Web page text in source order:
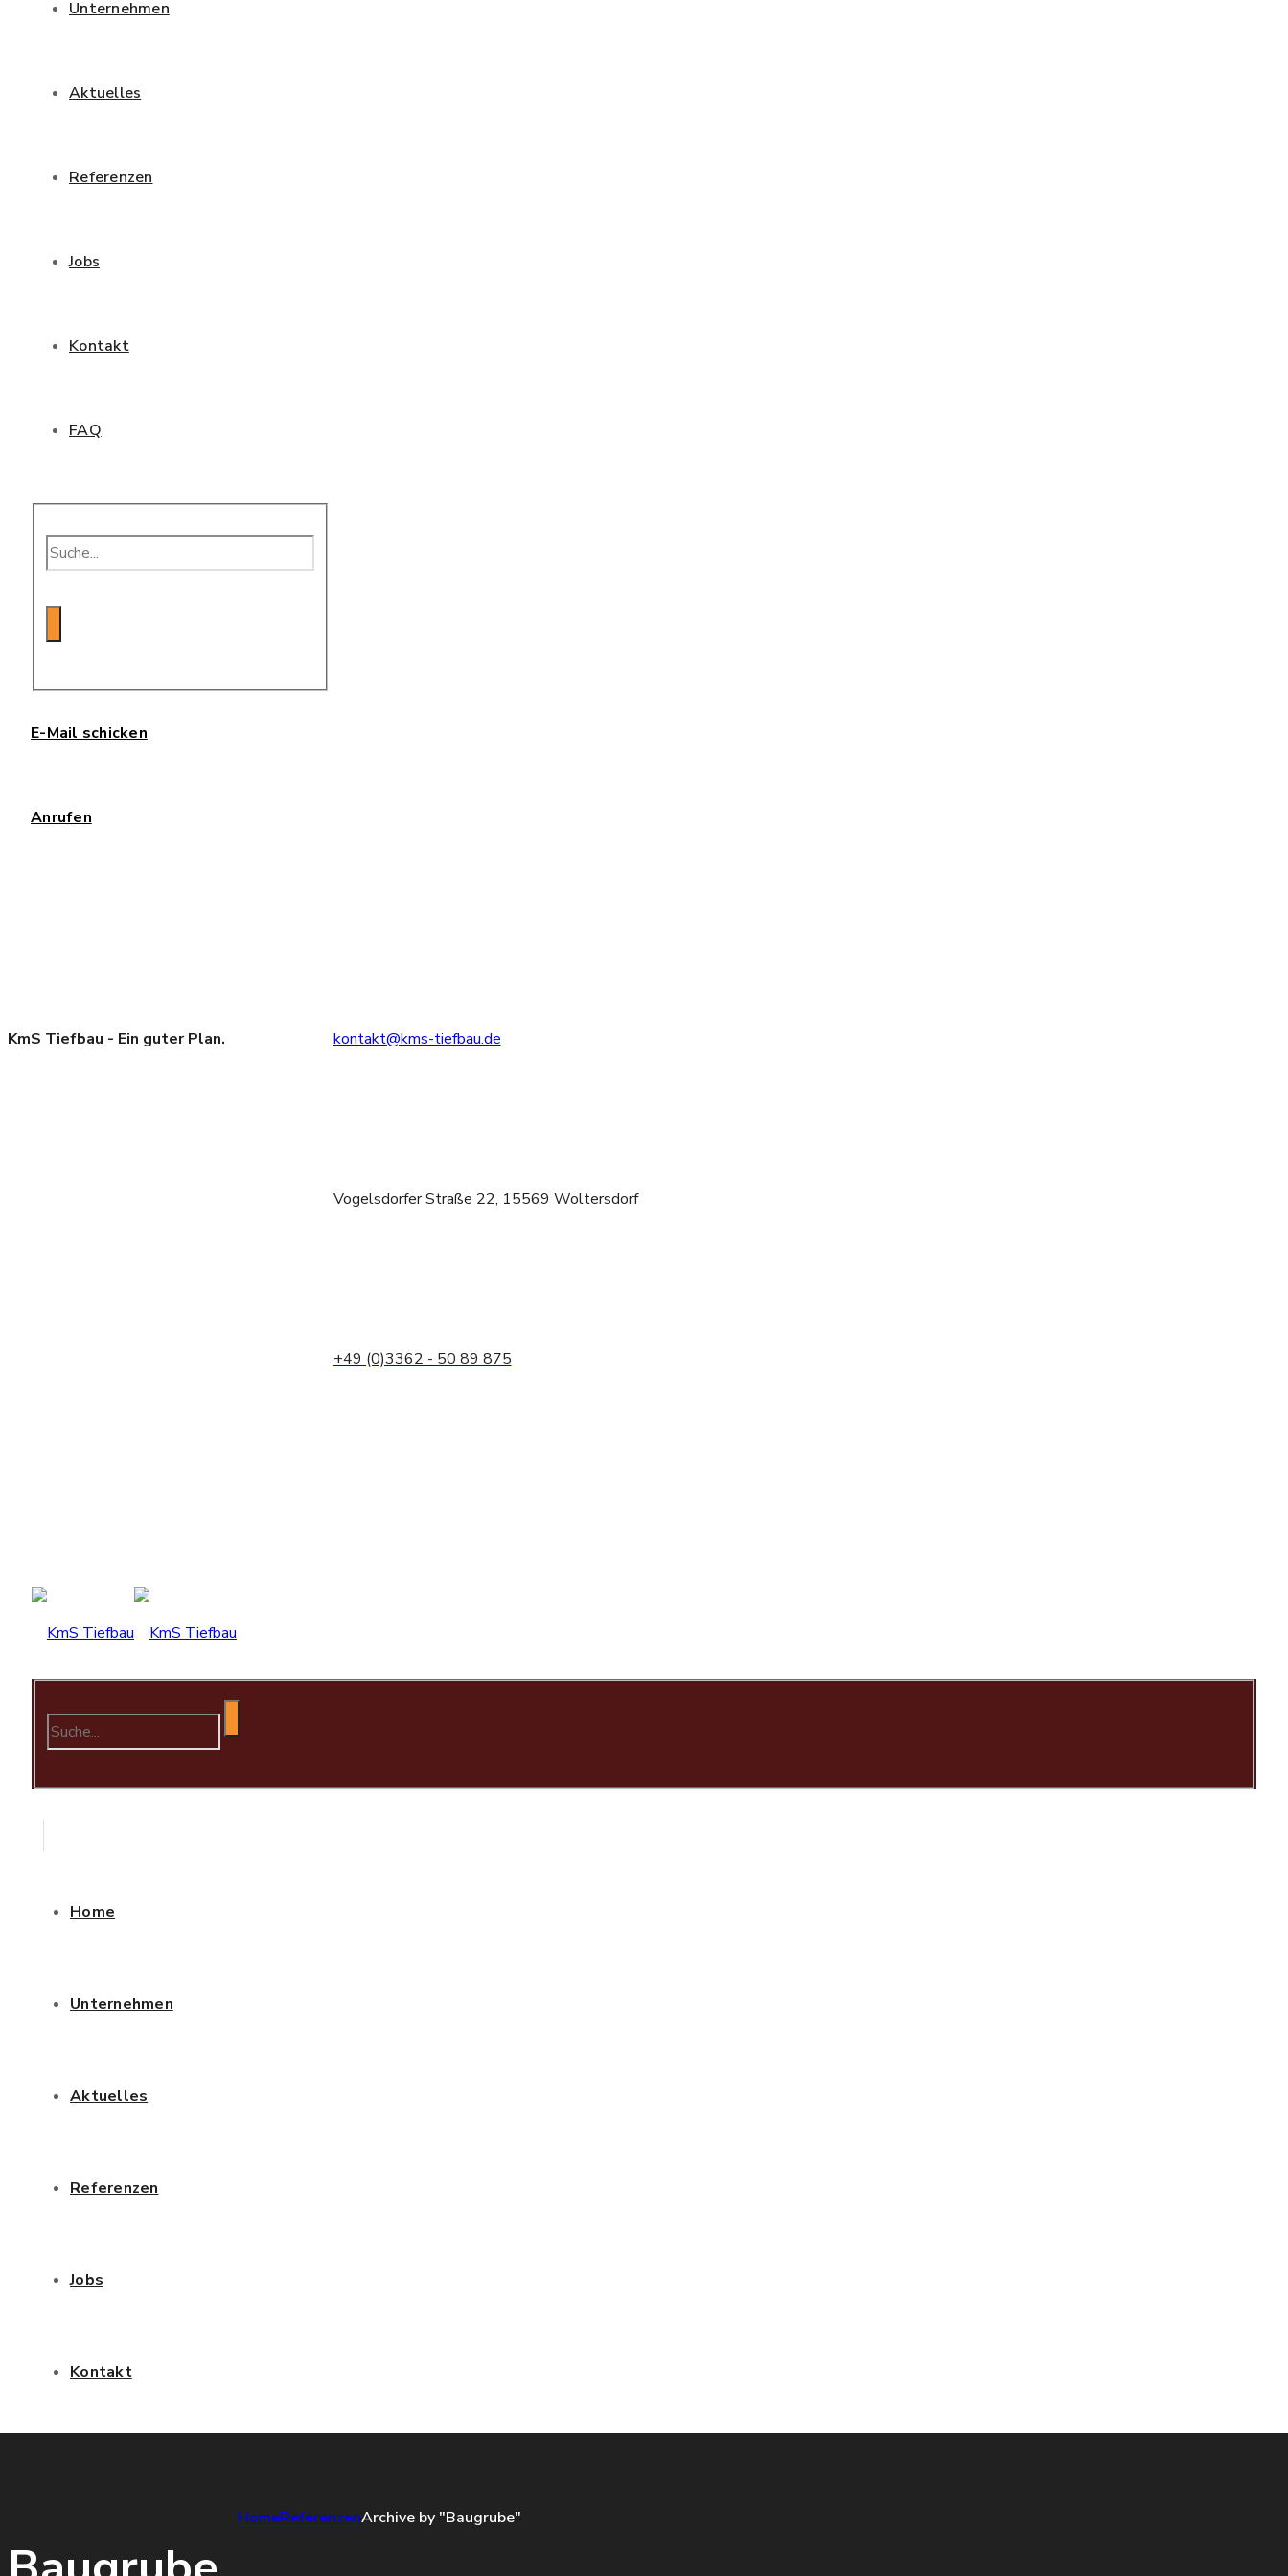
Unternehmen
Aktuelles
Referenzen
Jobs
Kontakt
FAQ
E-Mail schicken
Anrufen
KmS Tiefbau - Ein guter Plan. kontakt@kms-tiefbau.de
Vogelsdorfer Straße 22, 15569 Woltersdorf
+49 (0)3362 - 50 89 875
Home
Unternehmen
Aktuelles
Referenzen
Jobs
Kontakt
HomeReferenzenArchive by "Baugrube"